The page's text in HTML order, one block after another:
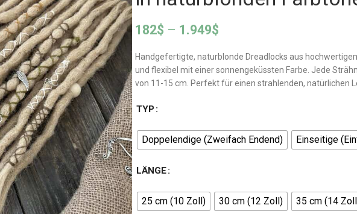
182$ – 1.949$
Handgefertigte, naturblonde Dreadlocks aus
und flexibel mit einer sonnengeküssten Farbe. Jede
von 11-15 cm. Perfekt für einen strahlenden, natürlichen
TYP
Doppelendige (Zweifach Endend) Einseitige
LÄNGE
25 cm (10 Zoll) 30 cm (12 Zoll) 35 cm (14